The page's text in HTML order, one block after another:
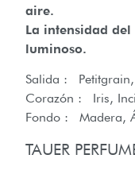
aire.
La intensidad
luminoso.
Salida :
Corazón : Iris,
Fondo : Madera,
TAUER